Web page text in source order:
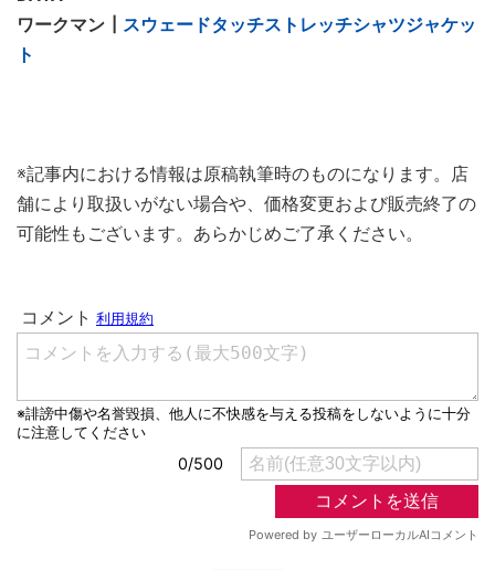
ワークマン┃ スウェードタッチストレッチシャツジャケッ
ト
※記事内における情報は原稿執筆時のものになります。店
舗により取扱いがない場合や、価格変更および販売終了の
可能性もございます。あらかじめご了承ください。